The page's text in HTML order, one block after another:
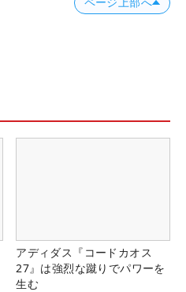
アディダス『コードカオス
27』は強烈な蹴りでパワーを
生む